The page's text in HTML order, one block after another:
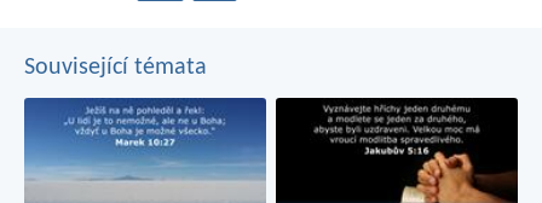
Související témata